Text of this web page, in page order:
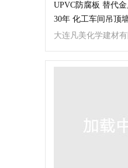
UPVC防腐板 替代
30年 化工车间吊顶
大连凡美化学建材有